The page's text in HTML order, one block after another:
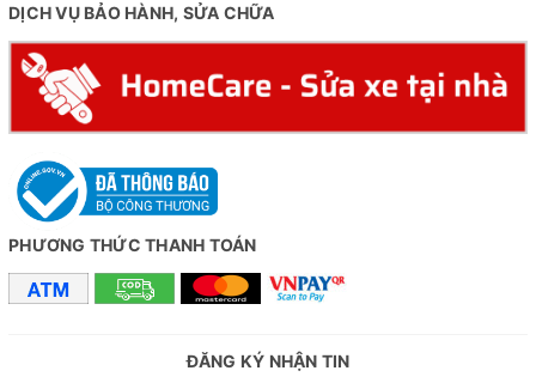
DỊCH VỤ BẢO HÀNH, SỬA CHỮA
PHƯƠNG THỨC THANH TOÁN
ĐĂNG KÝ NHẬN TIN